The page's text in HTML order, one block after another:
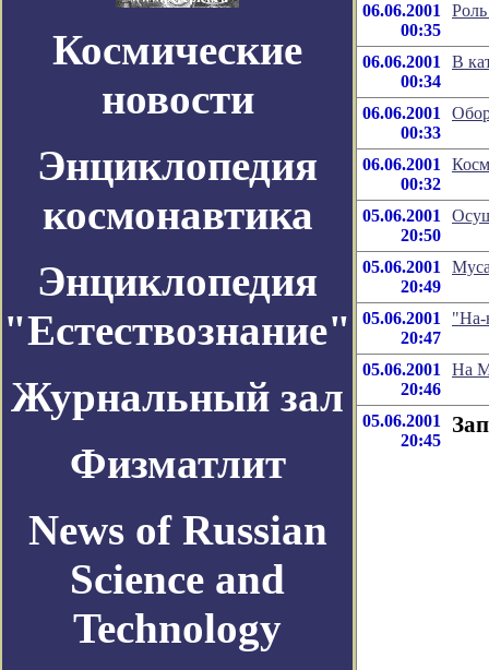
Космические
новости
Энциклопедия
космонавтика
Энциклопедия
"Естествознание"
Журнальный зал
Физматлит
News of Russian
Science and
Technology
06.06.2001
00:35
06.06.2001
00:34
В
06.06.2001
00:33
06.06.2001
00:32
05.06.2001
20:50
05.06.2001
20:49
05.06.2001
20:47
"На-
05.06.2001
20:46
На
05.06.2001
20:45